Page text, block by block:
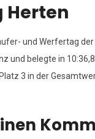
Herten
und Werfertag der
und belegte in
3 in der